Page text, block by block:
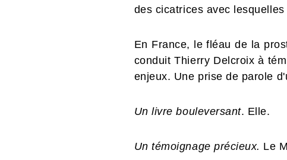
des cicatrices avec
En France, le fléau de la
conduit Thierry Delcroix à
enjeux. Une prise de parole
Un livre bouleversant. Elle.
Un témoignage précieux. Le